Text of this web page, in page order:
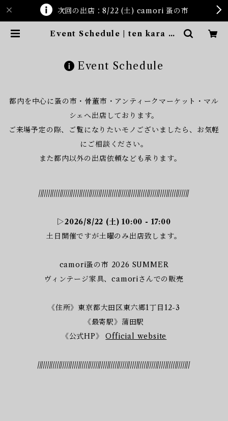
次回の出店：8/22 (土) camori 蚤の市
Event Schedule | ten kara te
Event Schedule
都内を中心に蚤の市・骨董市・アンティークマーケット・マル
シェへ出店しております。
​ご来場予定の際、ご覧になりたいモノございましたら、お気軽
にご相談ください。
​また都内以外の出店依頼なども承ります。
//////////////////////////////////////////////////////////////////////////////
▷2026/8/22 (土) 10:00 - 17:00
土日開催ですが土曜のみ出店致します。
camori蚤の市 2026 SUMMER
ヴィンテージ家具、camoriさんでの販売
《住所》東京都大田区東六郷1丁目12-3
《最寄駅》​蒲田駅
《公式HP》Official website
///////////////////////////////////////////////////////////////////////////////